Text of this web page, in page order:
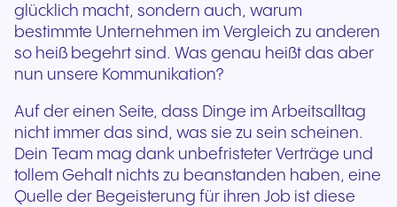
glücklich macht, sondern auch, warum
bestimmte Unternehmen im Vergleich zu anderen
so heiß begehrt sind. Was genau heißt das aber
nun unsere Kommunikation?
Auf der einen Seite, dass Dinge im Arbeitsalltag
nicht immer das sind, was sie zu sein scheinen.
Dein Team mag dank unbefristeter Verträge und
tollem Gehalt nichts zu beanstanden haben, eine
Quelle der Begeisterung für ihren Job ist diese